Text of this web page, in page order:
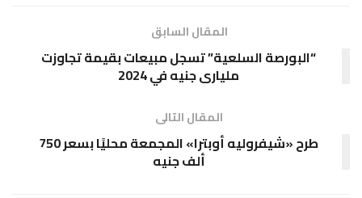
المقال السابق
“البورصة السلعية” تسجل مبيعات بقيمة تجاوزت
مليارى جنيه في 2024
المقال التالى
طرح «شيفروليه أوبترا» المجمعة محليًا بسعر 750
ألف جنيه